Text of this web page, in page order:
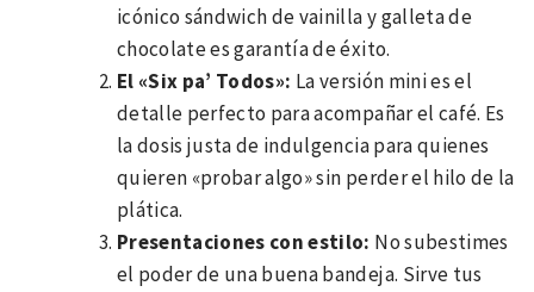
icónico sándwich de vainilla y galleta de
chocolate es garantía de éxito.
El «Six pa’ Todos»: La versión mini es el
detalle perfecto para acompañar el café. Es
la dosis justa de indulgencia para quienes
quieren «probar algo» sin perder el hilo de la
plática.
Presentaciones con estilo: No subestimes
el poder de una buena bandeja. Sirve tus